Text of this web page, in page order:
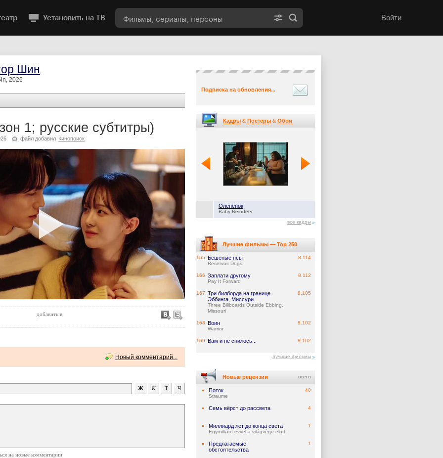
Установить на ТВ Войти
Шин
2026
1; русские субтитры)
файл добавил Кинопоиск
добавить в:
Новый комментарий...
на новые комментарии
Подписка на обновления...
Кадры & Постеры & Обои
Оленёнок
Baby Reindeer
все кадры
Лучшие фильмы — Top 250
165. Бешеные псы
Reservoir Dogs
8.114
166. Заплати другому
Pay It Forward
8.112
167. Три билборда на границе
Эббинга, Миссури
Three Billboards Outside Ebbing,
Missouri
8.105
168. Воин
Warrior
8.102
169. Вам и не снилось... 8.102
лучшие фильмы
Новые рецензии всего
Поток
Straume
40
Семь вёрст до рассвета 4
Миллиард лет до конца света
Egymilliárd évvel a világvége elött
1
Предлагаемые
обстоятельства
1